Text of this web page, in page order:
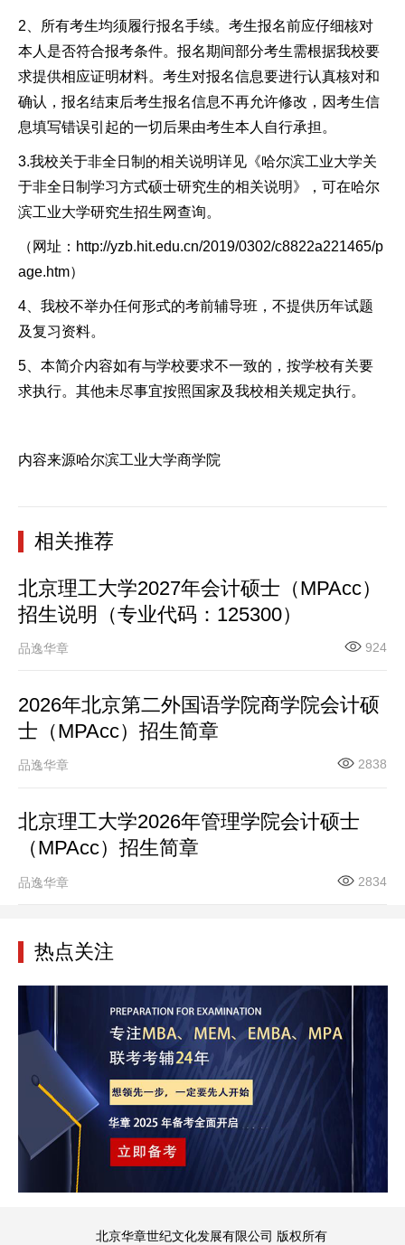
2、所有考生均须履行报名手续。考生报名前应仔细核对
本人是否符合报考条件。报名期间部分考生需根据我校要
求提供相应证明材料。考生对报名信息要进行认真核对和
确认，报名结束后考生报名信息不再允许修改，因考生信
息填写错误引起的一切后果由考生本人自行承担。
3.我校关于非全日制的相关说明详见《哈尔滨工业大学关
于非全日制学习方式硕士研究生的相关说明》，可在哈尔
滨工业大学研究生招生网查询。
（网址：http://yzb.hit.edu.cn/2019/0302/c8822a221465/p
age.htm）
4、我校不举办任何形式的考前辅导班，不提供历年试题
及复习资料。
5、本简介内容如有与学校要求不一致的，按学校有关要
求执行。其他未尽事宜按照国家及我校相关规定执行。
内容来源哈尔滨工业大学商学院
相关推荐
北京理工大学2027年会计硕士（MPAcc）
招生说明（专业代码：125300）
品逸华章 924
2026年北京第二外国语学院商学院会计硕
士（MPAcc）招生简章
品逸华章 2838
北京理工大学2026年管理学院会计硕士
（MPAcc）招生简章
品逸华章 2834
热点关注
北京华章世纪文化发展有限公司 版权所有